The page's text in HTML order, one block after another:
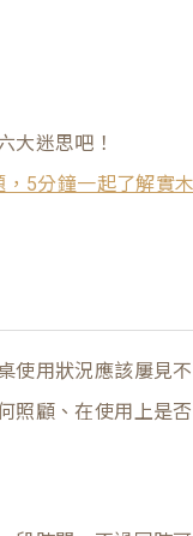
大迷思吧！
5分鐘一起了解實
使用狀況應該屢見不
顧、在使用上是